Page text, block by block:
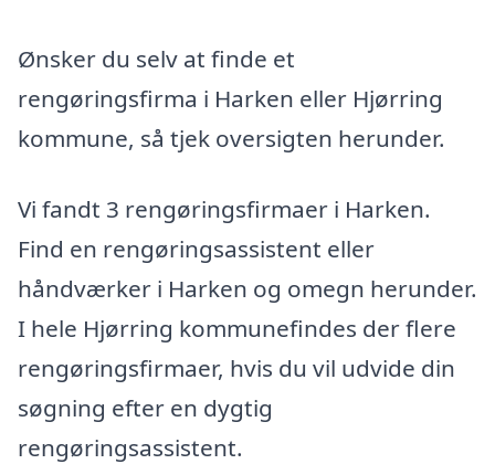
Ønsker du selv at finde et
rengøringsfirma i Harken eller Hjørring
kommune, så tjek oversigten herunder.
Vi fandt 3 rengøringsfirmaer i Harken.
Find en rengøringsassistent eller
håndværker i Harken og omegn herunder.
I hele Hjørring kommunefindes der flere
rengøringsfirmaer, hvis du vil udvide din
søgning efter en dygtig
rengøringsassistent.